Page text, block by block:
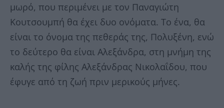
μωρό, που περιμένει με τον Παναγιώτη
Κουτσουμπή θα έχει δυο ονόματα. Το ένα, θα
είναι το όνομα της πεθεράς της, Πολυξένη, ενώ
το δεύτερο θα είναι Αλεξάνδρα, στη μνήμη της
καλής της φίλης Αλεξάνδρας Νικολαΐδου, που
έφυγε από τη ζωή πριν μερικούς μήνες.